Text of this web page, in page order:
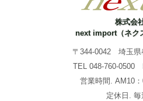
株式会
next import（ネク
〒344-0042 埼玉県
TEL 048-760-0500
営業時間. AM10
定休日. 毎